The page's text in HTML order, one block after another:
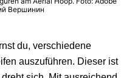
Вершинин
du, verschiedene
auszuführen. Dieser ist